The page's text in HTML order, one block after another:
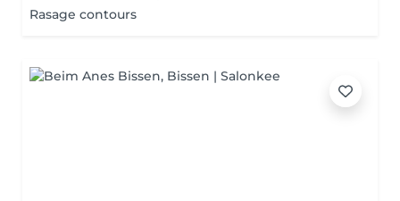
Rasage contours